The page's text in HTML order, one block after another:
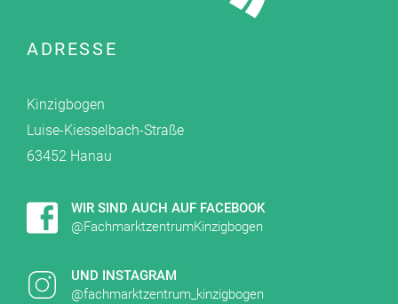
ADRESSE
Kinzigbogen
Luise-Kiesselbach-Straße
63452 Hanau
WIR SIND AUCH AUF FACEBOOK
@FachmarktzentrumKinzigbogen
UND INSTAGRAM
@fachmarktzentrum_kinzigbogen